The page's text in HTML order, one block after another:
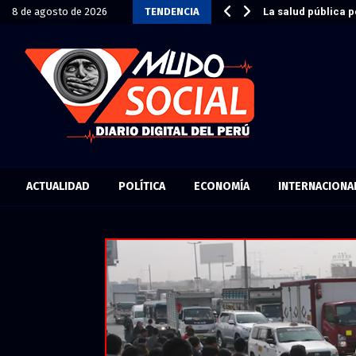
8 de agosto de 2026 TENDENCIA
sin destruir a las… La salud pública
ACTUALIDAD POLÍTICA ECONOMÍA